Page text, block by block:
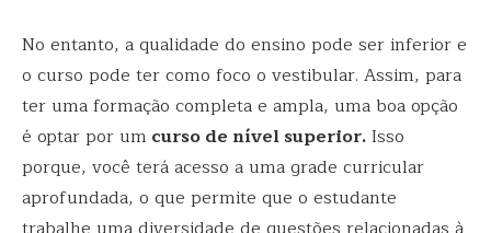
No entanto, a qualidade do ensino pode ser inferior e
o curso pode ter como foco o vestibular. Assim, para
ter uma formação completa e ampla, uma boa opção
é optar por um curso de nível superior.Isso
porque, você terá acesso a uma grade curricular
aprofundada, o que permite que o estudante